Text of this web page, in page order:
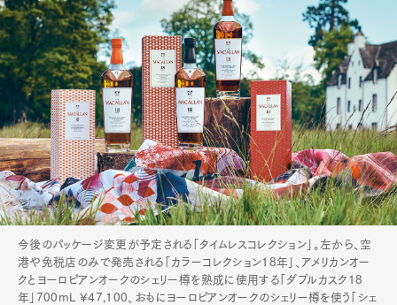
Art&DesignWatchFashion
ProductCultureLifestyle
今後のパッケージ変更が予定される「タイムレスコレクション」。左から、空
港や免税店のみで発売される「カラーコレクション18年」、アメリカンオー
クとヨーロピアンオークのシェリー樽を熟成に使用する「ダブルカスク18
年」700mL ¥47,100、おもにヨーロピアンオークのシェリー樽を使う「シェ